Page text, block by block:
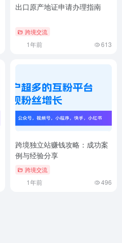
出口原产地证申请办理指南
跨境交流
1年前 613
跨境独立站赚钱攻略：成功案
例与经验分享
跨境交流
1年前 496